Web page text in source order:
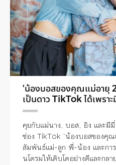
‘น้องบอสของคุณแม่อายุ
เป็นดาว TikTok ได้เพรา
คุยกับแม่นาง, บอส, อิง และมี
ช่อง TikTok ‘น้องบอสของคุณ
สัมพันธ์แม่-ลูก พี่-น้อง และกา
นโดรมให้เติบโตอย่างดีและกล